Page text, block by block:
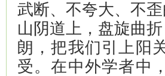
武断、不夸大、不
山阴道上，盘旋曲
朗，把我们引上阳
受。在中外学者中